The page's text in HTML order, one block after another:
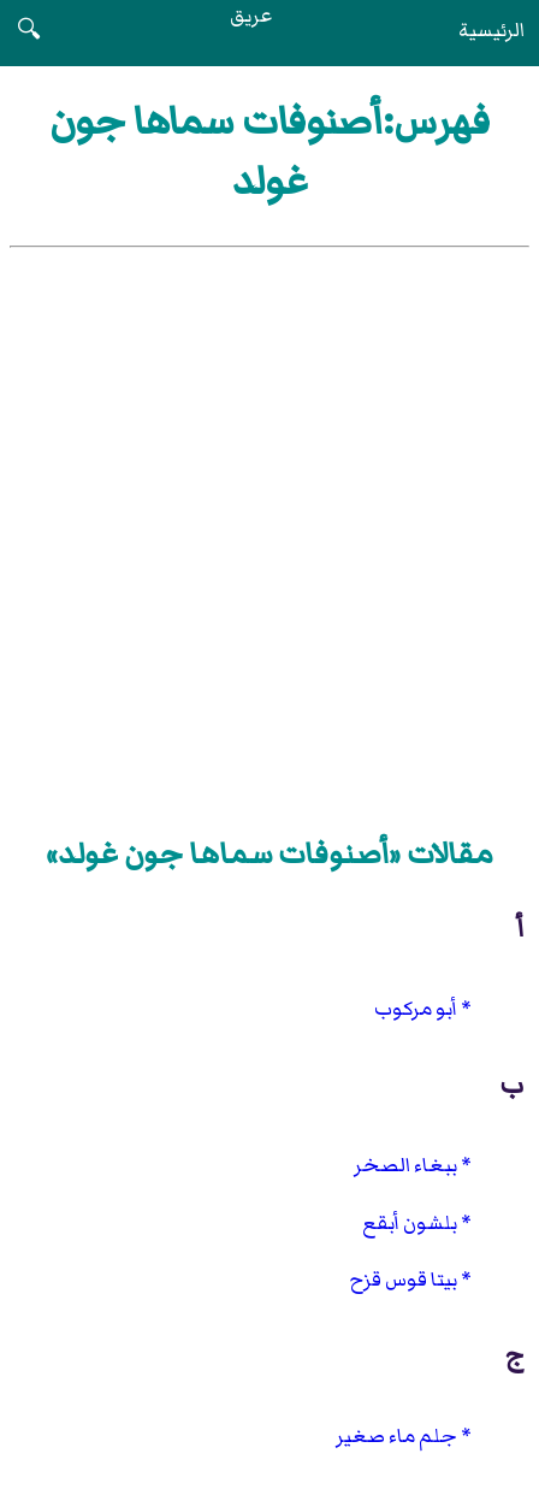
الرئيسية عريق
🔍
فهرس:أصنوفات سماها جون
غولد
مقالات «أصنوفات سماها جون غولد»
أ
أبو مركوب
ب
ببغاء الصخر
بلشون أبقع
بيتا قوس قزح
ج
جلم ماء صغير